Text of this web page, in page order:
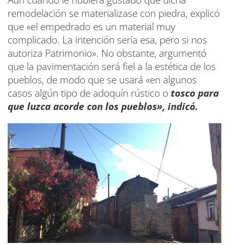
remodelación se materializase con piedra, explicó
que «el empedrado es un material muy
complicado. La intención sería esa, pero si nos
autoriza Patrimonio». No obstante, argumentó
que la pavimentación será fiel a la estética de los
pueblos, de modo que se usará «en algunos
casos algún tipo de adoquín rústico o tosco para
que luzca acorde con los pueblos», indicó.